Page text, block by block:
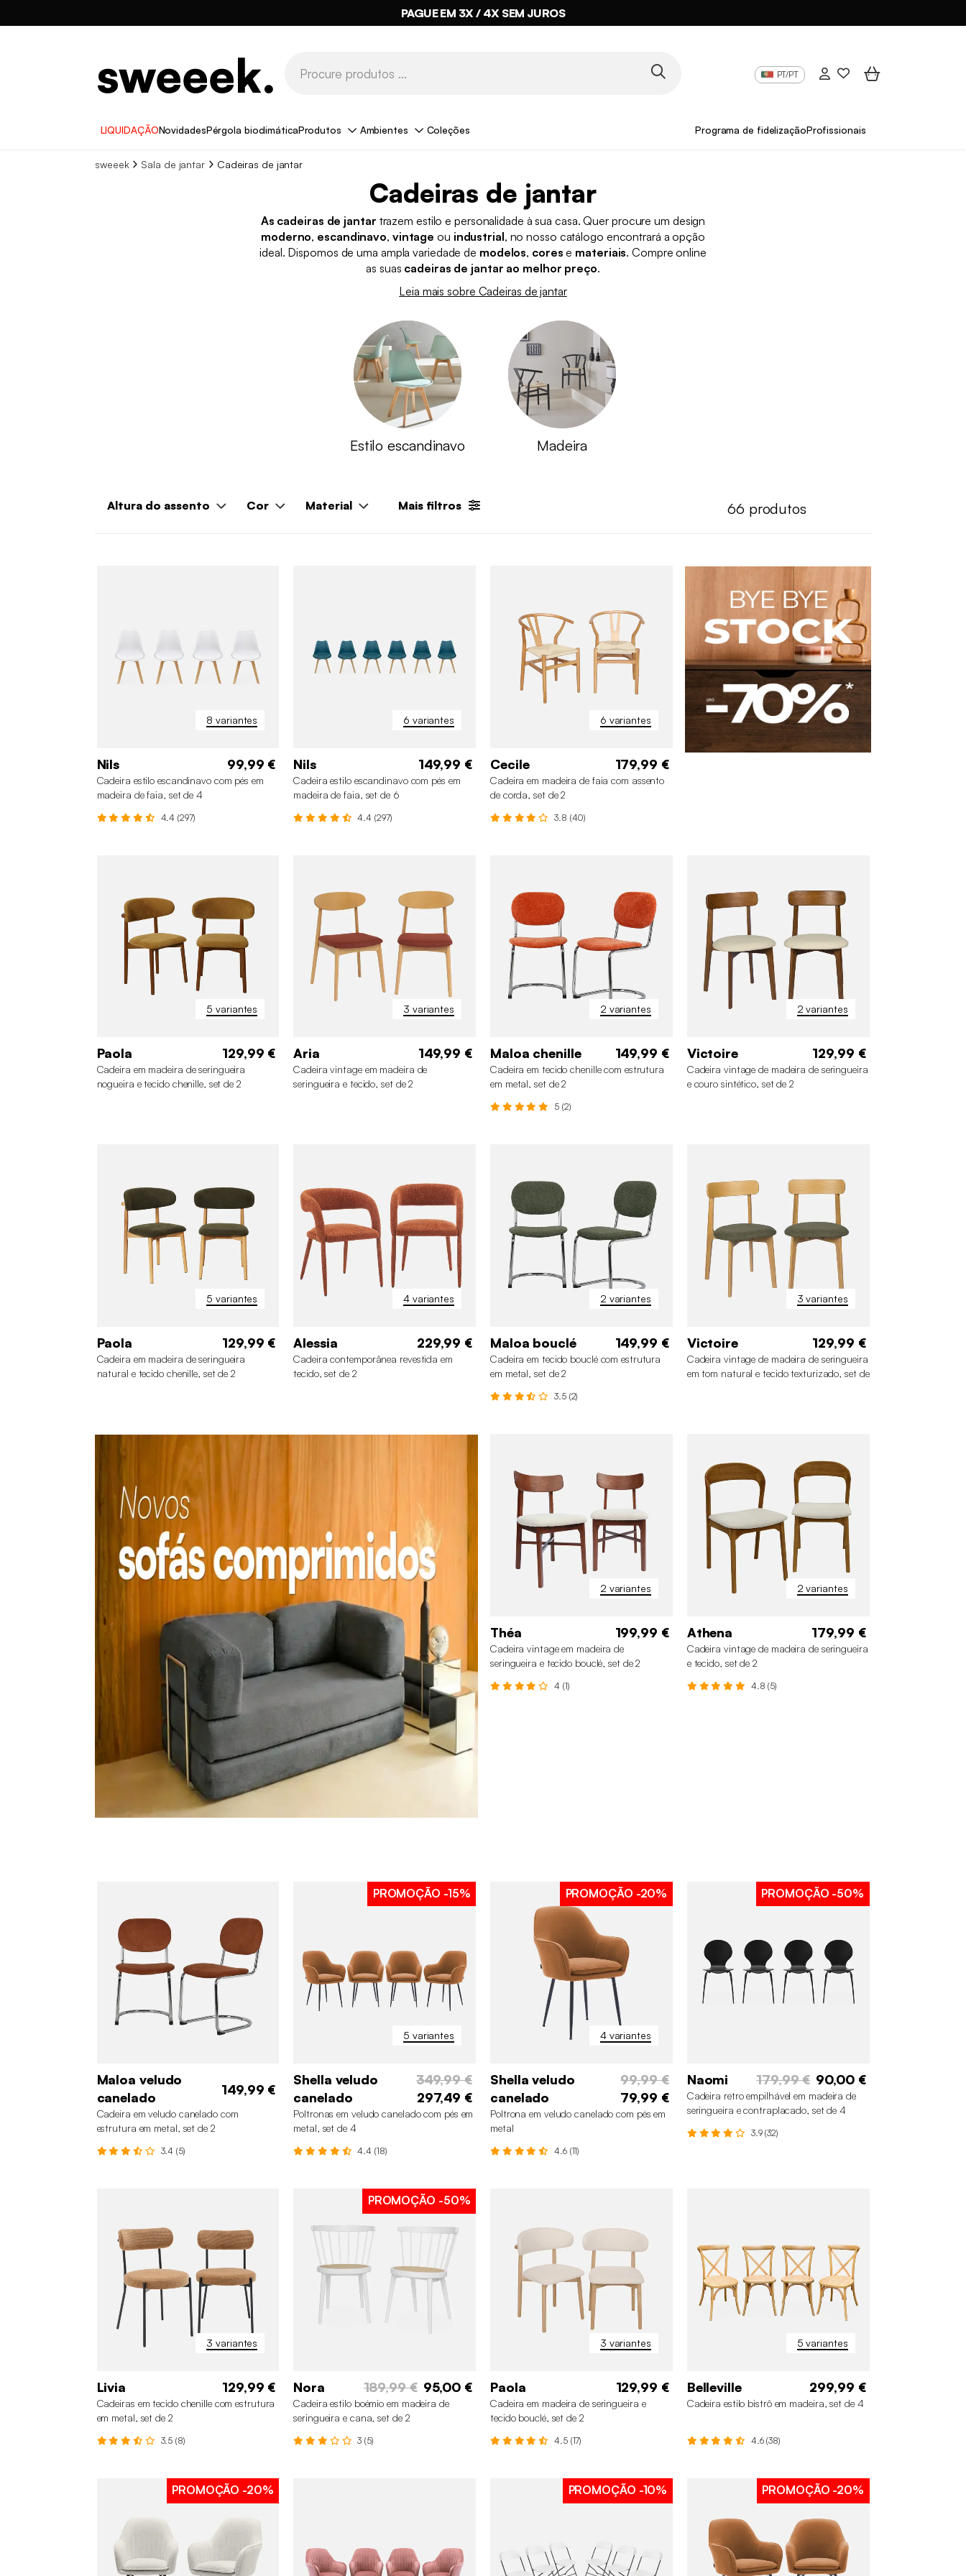
PAGUE EM 3X / 4X SEM JUROS
PT/PT
LIQUIDAÇÃONovidadesPérgola bioclimáticaProdutos Ambientes Coleções Programa de fidelizaçãoProfissionais
sweeek Sala de jantar Cadeiras de jantar
Cadeiras de jantar
As cadeiras de jantar trazem estilo e personalidade à sua casa. Quer procure um design
moderno, escandinavo, vintage ou industrial, no nosso catálogo encontrará a opção
ideal. Dispomos de uma ampla variedade de modelos, cores e materiais. Compre online
as suas cadeiras de jantar ao melhor preço.
Leia mais sobre Cadeiras de jantar
Estilo escandinavo Madeira
Altura do assento Cor Material Mais filtros 66 produtos
+3
8 variantes
Nils 99,99 €
Cadeira estilo escandinavo com pés em
madeira de faia, set de 4
4.4 (297)
+1
6 variantes
Nils 149,99 €
Cadeira estilo escandinavo com pés em
madeira de faia, set de 6
4.4 (297)
6 variantes
Cecile 179,99 €
Cadeira em madeira de faia com assento
de corda, set de 2
3.8 (40)
5 variantes
Paola 129,99 €
Cadeira em madeira de seringueira
nogueira e tecido chenille, set de 2
3 variantes
Aria 149,99 €
Cadeira vintage em madeira de
seringueira e tecido, set de 2
2 variantes
Maloa chenille 149,99 €
Cadeira em tecido chenille com estrutura
em metal, set de 2
5 (2)
2 variantes
Victoire 129,99 €
Cadeira vintage de madeira de seringueira
e couro sintético, set de 2
5 variantes
Paola 129,99 €
Cadeira em madeira de seringueira
natural e tecido chenille, set de 2
4 variantes
Alessia 229,99 €
Cadeira contemporânea revestida em
tecido, set de 2
2 variantes
Maloa bouclé 149,99 €
Cadeira em tecido bouclé com estrutura
em metal, set de 2
3.5 (2)
3 variantes
Victoire 129,99 €
Cadeira vintage de madeira de seringueira
em tom natural e tecido texturizado, set de
2 variantes
Théa 199,99 €
Cadeira vintage em madeira de
seringueira e tecido bouclé, set de 2
4 (1)
2 variantes
Athena 179,99 €
Cadeira vintage de madeira de seringueira
e tecido, set de 2
4.8 (5)
Maloa veludo
canelado
149,99 €
Cadeira em veludo canelado com
estrutura em metal, set de 2
3.4 (5)
5 variantes
PROMOÇÃO -15%
Shella veludo
canelado
349,99 €
297,49 €
Poltronas em veludo canelado com pés em
metal, set de 4
4.4 (18)
4 variantes
PROMOÇÃO -20%
Shella veludo
canelado
99,99 €
79,99 €
Poltrona em veludo canelado com pés em
metal
4.6 (11)
PROMOÇÃO -50%
Naomi 179,99 € 90,00 €
Cadeira retro empilhável em madeira de
seringueira e contraplacado, set de 4
3.9 (32)
3 variantes
Livia 129,99 €
Cadeiras em tecido chenille com estrutura
em metal, set de 2
3.5 (8)
PROMOÇÃO -50%
Nora 189,99 € 95,00 €
Cadeira estilo boémio em madeira de
seringueira e cana, set de 2
3 (5)
3 variantes
Paola 129,99 €
Cadeira em madeira de seringueira e
tecido bouclé, set de 2
4.5 (17)
5 variantes
Belleville 299,99 €
Cadeira estilo bistrô em madeira, set de 4
4.6 (38)
PROMOÇÃO -20% PROMOÇÃO -10% PROMOÇÃO -20%